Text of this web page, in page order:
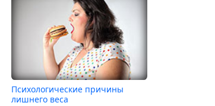
Психологические причины
лишнего веса